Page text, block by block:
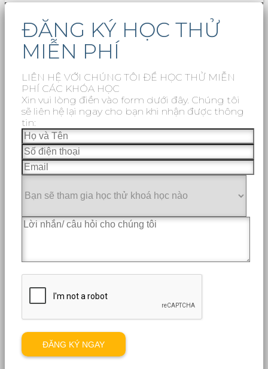
ĐĂNG KÝ HỌC THỬ
MIỄN PHÍ
LIÊN HỆ VỚI CHÚNG TÔI ĐỂ HỌC THỬ MIỄN
PHÍ CÁC KHÓA HỌC
Xin vui lòng điền vào form dưới đây. Chúng tôi
sẽ liên hệ lại ngay cho bạn khi nhận được thông
tin: